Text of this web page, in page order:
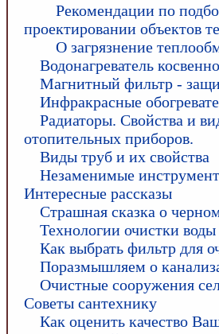
Рекомендации по
проектировании объектов
О загрязнение
Водонагреватель
Магнитный фильтр -
Инфракрасные
Радиаторы. Свойства и
отопительных приборов.
Виды труб и их свойства
Незаменимые
Интересные рассказы
Страшная сказка о
Технологии очистки воды
Как выбрать фильтр для
Поразмышляем о
Очистные сооружения
Советы сантехнику
Как оценить качество